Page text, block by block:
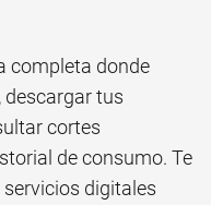
completa donde
descargar tus
cortes
de consumo. Te
digitales